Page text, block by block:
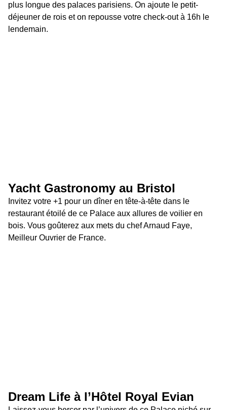
plus longue des palaces parisiens. On ajoute le petit-
déjeuner de rois et on repousse votre check-out à 16h le
lendemain.
Yacht Gastronomy au Bristol
Invitez votre +1 pour un dîner en tête-à-tête dans le
restaurant étoilé de ce Palace aux allures de voilier en
bois. Vous goûterez aux mets du chef Arnaud Faye,
Meilleur Ouvrier de France.
Dream Life à l’Hôtel Royal Evian